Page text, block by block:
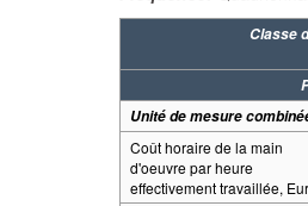
Classe
Unité de mesure
Coût horaire de la main
d'oeuvre par heure
effectivement travaillée,